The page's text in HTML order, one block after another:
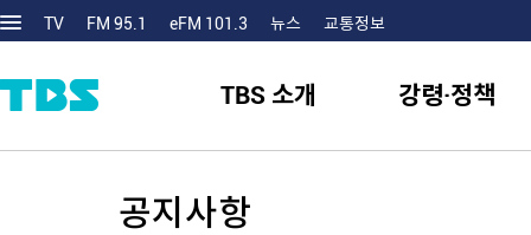
TV FM 95.1 eFM 101.3 뉴스 교통정보
TBS 소개 강령·정책
공지사항